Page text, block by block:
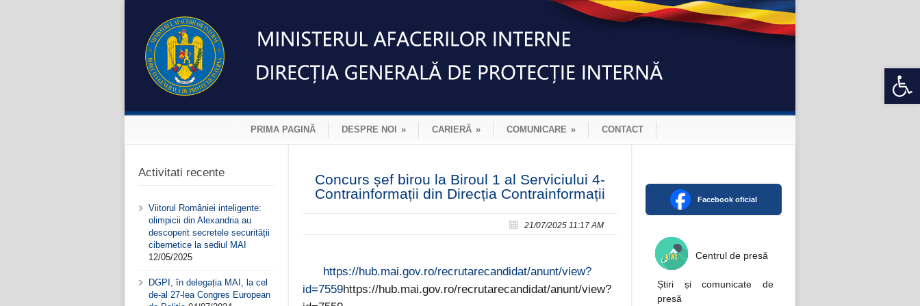
PRIMA PAGINĂ DESPRE NOI » CARIERĂ » COMUNICARE » CONTACT
Concurs șef birou la Biroul 1 al Serviciului 4-
Contrainformații din Direcția Contrainformații
21/07/2025 11:17 AM
https://hub.mai.gov.ro/recrutarecandidat/anunt/view?
id=7559https://hub.mai.gov.ro/recrutarecandidat/anunt/view?
Activitati recente
Viitorul României inteligente:
olimpicii din Alexandria au
descoperit secretele securității
cibernetice la sediul MAI
12/05/2025
DGPI, în delegația MAI, la cel
de-al 27-lea Congres European
Facebook oficial
Centrul de presă
Știri și comunicate de
presă